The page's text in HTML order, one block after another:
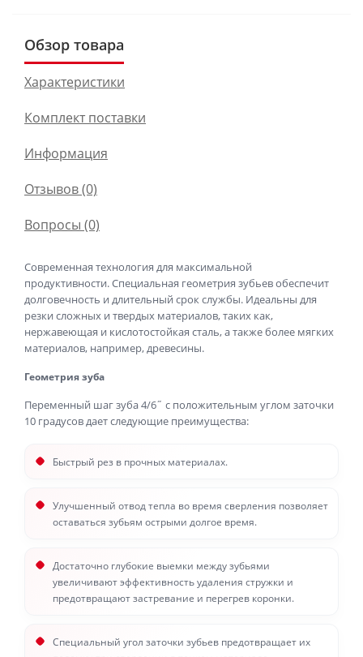
Обзор товара
Характеристики
Комплект поставки
Информация
Отзывов (0)
Вопросы (0)
Современная технология для максимальной
продуктивности. Специальная геометрия зубьев обеспечит
долговечность и длительный срок службы. Идеальны для
резки сложных и твердых материалов, таких как,
нержавеющая и кислотостойкая сталь, а также более мягких
материалов, например, древесины.
Геометрия зуба
Переменный шаг зуба 4/6˝ с положительным углом заточки
10 градусов дает следующие преимущества:
Быстрый рез в прочных материалах.
Улучшенный отвод тепла во время сверления позволяет
оставаться зубьям острыми долгое время.
Достаточно глубокие выемки между зубьями
увеличивают эффективность удаления стружки и
предотвращают застревание и перегрев коронки.
Специальный угол заточки зубьев предотвращает их